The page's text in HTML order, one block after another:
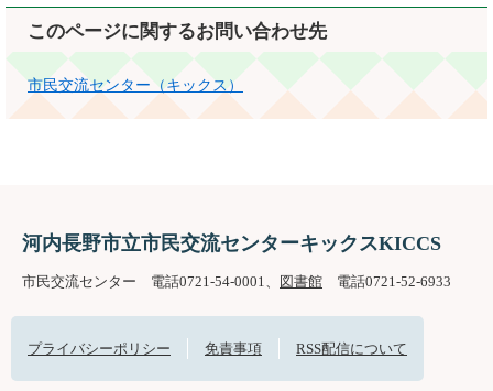
このページに関するお問い合わせ先
市民交流センター（キックス）
河内長野市立市民交流センターキックスKICCS
市民交流センター 電話0721-54-0001、 図書館 電話0721-52-6933
プライバシーポリシー 免責事項 RSS配信について